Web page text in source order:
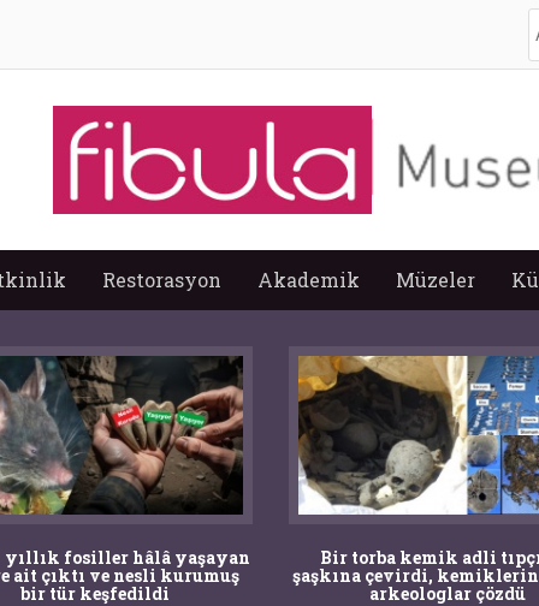
Restorasyon Akademik Müzeler
yıllık fosiller hâlâ yaşayan
ait çıktı ve nesli kurumuş
bir tür keşfedildi
Bir torba kemik adli
şaşkına çevirdi, kemiklerin
arkeologlar çözdü